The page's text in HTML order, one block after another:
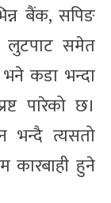
बैंक, सपिङ
लुटपाट समेत
कडा भन्दा
पारेको छ।
भन्दै त्यसतो
कारबाही हुने